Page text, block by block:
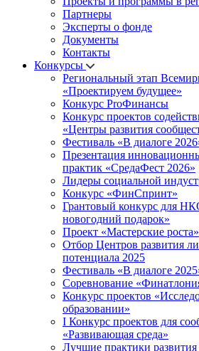
Партнеры
Эксперты о фонде
Документы
Контакты
Конкурсы
Региональный этап
«Проектируем будущее»
Конкурс ProФинансы
Конкурс проектов
«Центры развития
Фестиваль «В диалоге
Презентация
практик «СредаФест 2026»
Лидеры социальной
Конкурс «ФинСпринт»
Грантовый конкурс для
новогодний подарок»
Проект «Мастерские роста»
Отбор Центров развития
потенциала 2025
Фестиваль «В диалоге
Соревнование
Конкурс проектов
образовании»
I Конкурс проектов для
«Развивающая среда»
Лучшие практики